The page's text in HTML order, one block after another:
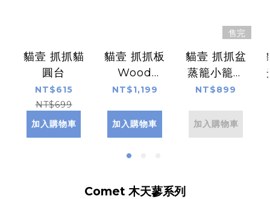
貓壹 抓抓貓
圓台
NT$615
NT$699
加入購物車
貓壹 抓抓板
Wood
Premium
NT$1,199
加入購物車
售完
貓壹 抓抓盆
蒸籠小籠包
限定
NT$899
加入購物車
Comet 木天蓼系列